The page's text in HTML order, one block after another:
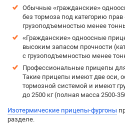
Обычные «гражданские»
без тормоза под категорию
грузоподъемностью менее
«Гражданские» одноосные
высоким запасом прочности
с грузоподъемностью менее
Профессиональные прицепы
Такие прицепы имеют две оси,
тормозной системой и имеют
до 2500 кг (полная масса 2500-
Изотермические прицепы-фургоны
разделе.